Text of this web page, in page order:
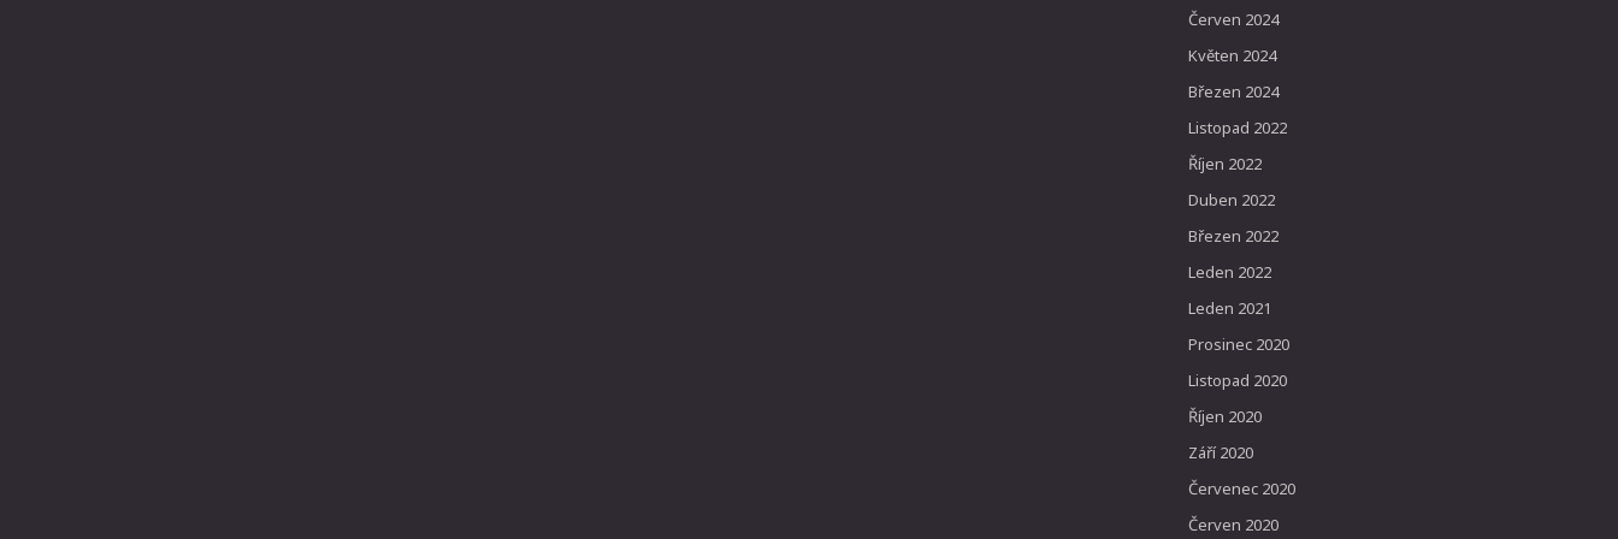
Červen 2024
Květen 2024
Březen 2024
Listopad 2022
Říjen 2022
Duben 2022
Březen 2022
Leden 2022
Leden 2021
Prosinec 2020
Listopad 2020
Říjen 2020
Září 2020
Červenec 2020
Červen 2020